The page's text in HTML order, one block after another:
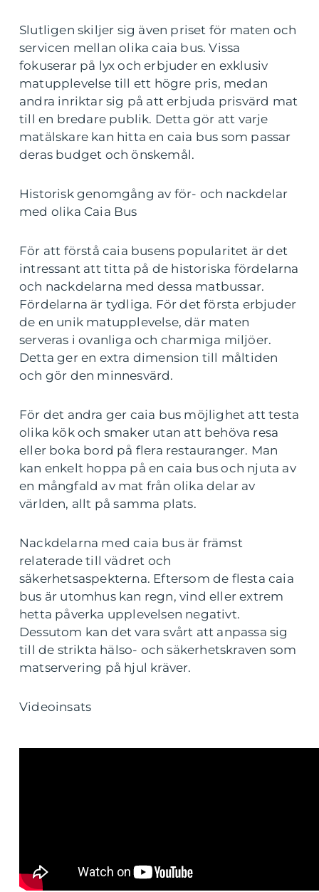
Slutligen skiljer sig även priset för maten och
servicen mellan olika caia bus. Vissa
fokuserar på lyx och erbjuder en exklusiv
matupplevelse till ett högre pris, medan
andra inriktar sig på att erbjuda prisvärd mat
till en bredare publik. Detta gör att varje
matälskare kan hitta en caia bus som passar
deras budget och önskemål.
Historisk genomgång av för- och nackdelar
med olika Caia Bus
För att förstå caia busens popularitet är det
intressant att titta på de historiska fördelarna
och nackdelarna med dessa matbussar.
Fördelarna är tydliga. För det första erbjuder
de en unik matupplevelse, där maten
serveras i ovanliga och charmiga miljöer.
Detta ger en extra dimension till måltiden
och gör den minnesvärd.
För det andra ger caia bus möjlighet att testa
olika kök och smaker utan att behöva resa
eller boka bord på flera restauranger. Man
kan enkelt hoppa på en caia bus och njuta av
en mångfald av mat från olika delar av
världen, allt på samma plats.
Nackdelarna med caia bus är främst
relaterade till vädret och
säkerhetsaspekterna. Eftersom de flesta caia
bus är utomhus kan regn, vind eller extrem
hetta påverka upplevelsen negativt.
Dessutom kan det vara svårt att anpassa sig
till de strikta hälso- och säkerhetskraven som
matservering på hjul kräver.
Videoinsats